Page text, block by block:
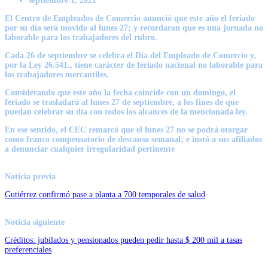
El Centro de Empleados de Comercio anunció que este año el feriado
por su día será movido al lunes 27; y recordaron que es una jornada no
laborable para los trabajadores del rubro.
Cada 26 de septiembre se celebra el Día del Empleado de Comercio y,
por la Ley 26.541., tiene carácter de feriado nacional no laborable para
los trabajadores mercantiles.
Considerando que este año la fecha coincide con un domingo, el
feriado se trasladará al lunes 27 de septiembre, a los fines de que
puedan celebrar su día con todos los alcances de la mencionada ley.
En ese sentido, el CEC remarcó que el lunes 27 no se podrá otorgar
como franco compensatorio de descanso semanal; e instó a sus afiliados
a denunciar cualquier irregularidad pertinente
Noticia previa
Gutiérrez confirmó pase a planta a 700 temporales de salud
Noticia siguiente
Créditos: jubilados y pensionados pueden pedir hasta $ 200 mil a tasas
preferenciales